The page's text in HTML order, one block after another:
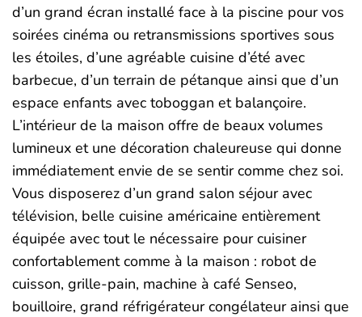
d’un grand écran installé face à la piscine pour vos
soirées cinéma ou retransmissions sportives sous
les étoiles, d’une agréable cuisine d’été avec
barbecue, d’un terrain de pétanque ainsi que d’un
espace enfants avec toboggan et balançoire.
L’intérieur de la maison offre de beaux volumes
lumineux et une décoration chaleureuse qui donne
immédiatement envie de se sentir comme chez soi.
Vous disposerez d’un grand salon séjour avec
télévision, belle cuisine américaine entièrement
équipée avec tout le nécessaire pour cuisiner
confortablement comme à la maison : robot de
cuisson, grille-pain, machine à café Senseo,
bouilloire, grand réfrigérateur congélateur ainsi que